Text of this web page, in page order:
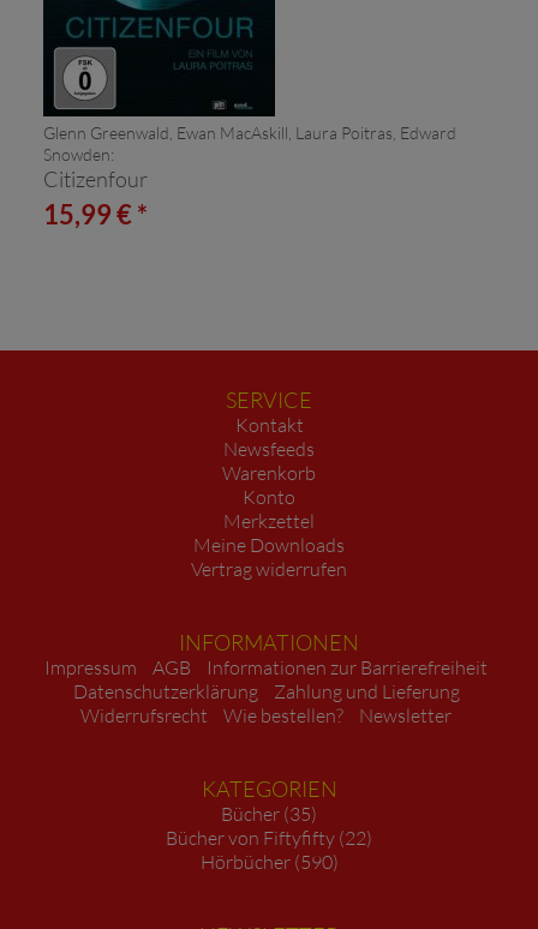
Glenn Greenwald, Ewan MacAskill, Laura Poitras, Edward
Snowden:
Citizenfour
15,99 € *
SERVICE
Kontakt
Newsfeeds
Warenkorb
Konto
Merkzettel
Meine Downloads
Vertrag widerrufen
INFORMATIONEN
Impressum AGB
Informationen zur Barrierefreiheit
Datenschutzerklärung
Zahlung und Lieferung
Widerrufsrecht
Wie bestellen? Newsletter
KATEGORIEN
Bücher (35)
Bücher von Fiftyfifty (22)
Hörbücher (590)